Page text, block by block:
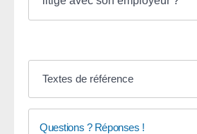
Textes de référence
Questions ? Réponses !